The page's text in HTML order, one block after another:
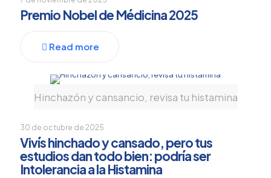
Premio Nobel de Médicina 2025
Read more
Hinchazón y cansancio, revisa tu histamina
30 de octubre de 2025
Vivís hinchado y cansado, pero tus
estudios dan todo bien: podría ser
Intolerancia a la Histamina